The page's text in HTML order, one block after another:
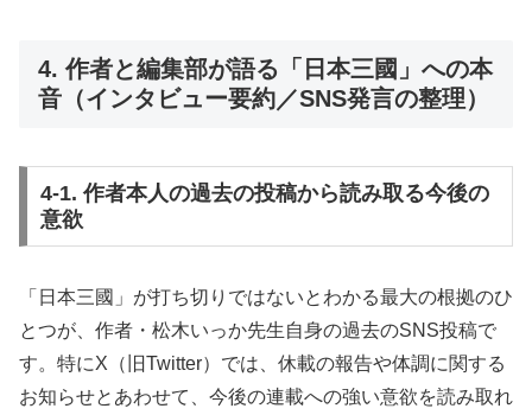
4. 作者と編集部が語る「日本三國」への本
音（インタビュー要約／SNS発言の整理）
4-1. 作者本人の過去の投稿から読み取る今後の
意欲
「日本三國」が打ち切りではないとわかる最大の根拠のひ
とつが、作者・松木いっか先生自身の過去のSNS投稿で
す。特にX（旧Twitter）では、休載の報告や体調に関する
お知らせとあわせて、今後の連載への強い意欲を読み取れ